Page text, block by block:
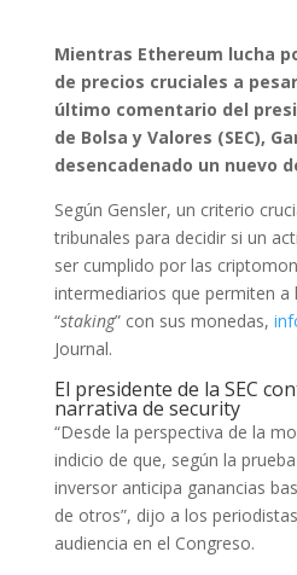
Mientras Ethereum lucha
de precios cruciales a
último comentario del
de Bolsa y Valores (SEC),
desencadenado un nuevo
Según Gensler, un criterio
tribunales para decidir si un
ser cumplido por las
intermediarios que permiten a
“staking” con sus monedas,
Journal.
El presidente de la SEC
narrativa de security
“Desde la perspectiva de la
indicio de que, según la
inversor anticipa ganancias
de otros”, dijo a los
audiencia en el Congreso.